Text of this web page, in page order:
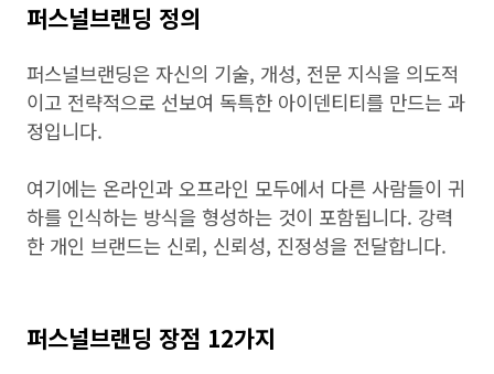
퍼스널브랜딩 정의
퍼스널브랜딩은 자신의 기술, 개성, 전문 지식을 의도적
이고 전략적으로 선보여 독특한 아이덴티티를 만드는 과
정입니다.
여기에는 온라인과 오프라인 모두에서 다른 사람들이 귀
하를 인식하는 방식을 형성하는 것이 포함됩니다. 강력
한 개인 브랜드는 신뢰, 신뢰성, 진정성을 전달합니다.
퍼스널브랜딩 장점 12가지